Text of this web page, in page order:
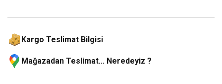
Kargo Teslimat Bilgisi
Mağazadan Teslimat... Neredeyiz ?